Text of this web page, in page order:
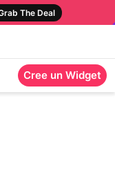
The Deal
Cree un Widget